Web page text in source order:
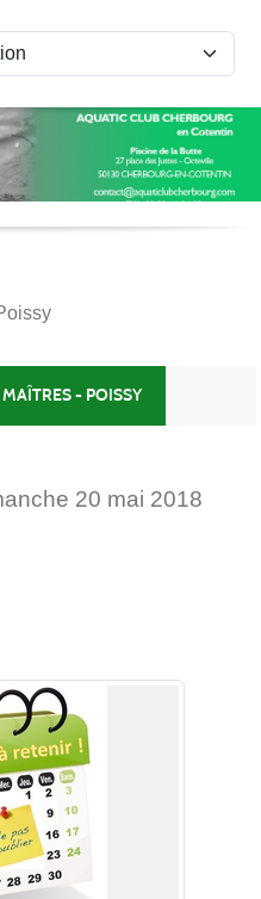
- POISSY
20 mai 2018